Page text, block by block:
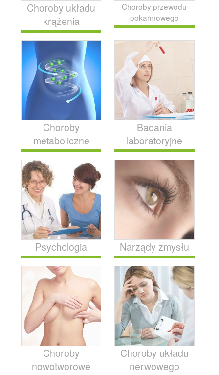
Choroby układu
krążenia
Choroby przewodu
pokarmowego
Choroby
metaboliczne
Badania
laboratoryjne
Psychologia Narządy zmysłu
Choroby
nowotworowe
Choroby układu
nerwowego